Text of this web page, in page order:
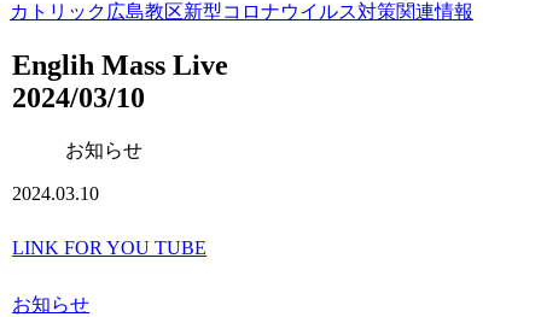
カトリック広島教区新型コロナウイルス対策関連情報
Englih Mass Live
2024/03/10
お知らせ
2024.03.10
LINK FOR YOU TUBE
お知らせ